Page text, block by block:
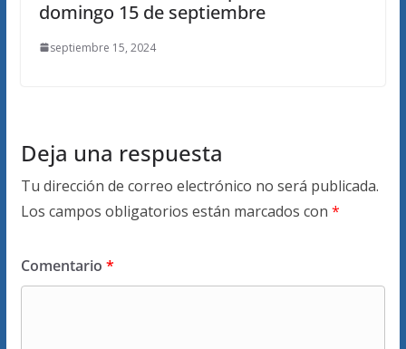
domingo 15 de septiembre
septiembre 15, 2024
Deja una respuesta
Tu dirección de correo electrónico no será publicada.
Los campos obligatorios están marcados con *
Comentario *